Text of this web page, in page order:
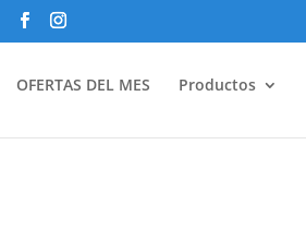
OFERTAS DEL MES Productos